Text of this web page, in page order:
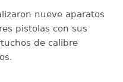
nueve aparatos
pistolas con sus
de calibre